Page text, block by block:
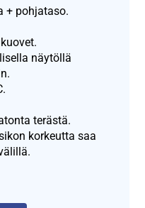
+ pohjataso.
näytöllä
terästä.
korkeutta saa